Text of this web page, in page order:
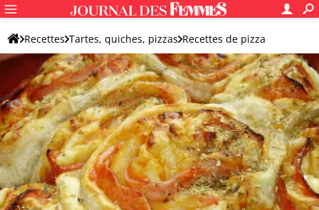
Recettes Tartes, quiches, pizzas Recettes de pizza
Pizza originale